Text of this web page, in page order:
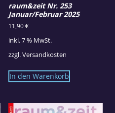
raum&zeit Nr. 253
Januar/Februar 2025
11,90€
inkl. 7 % MwSt.
zzgl.Versandkosten
In den Warenkorb